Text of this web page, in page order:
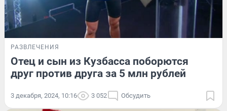
РАЗВЛЕЧЕНИЯ
Отец и сын из Кузбасса поборются
друг против друга за 5 млн рублей
3 декабря, 2024, 10:16 3 052 Обсудить